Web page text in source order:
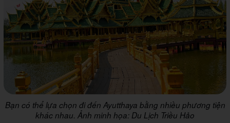
Bạn có thể lựa chọn đi đến Ayutthaya bằng nhiều phương tiện
khác nhau. Ảnh minh họa: Du Lịch Triều Hảo